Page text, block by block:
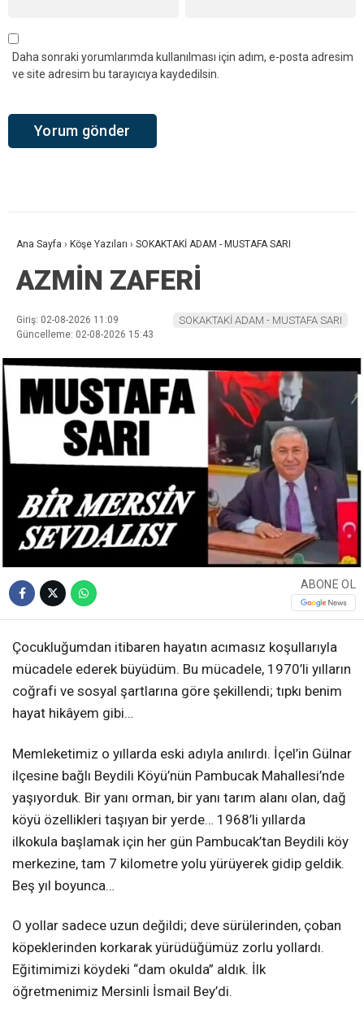
Daha sonraki yorumlarımda kullanılması için adım, e-posta adresim
ve site adresim bu tarayıcıya kaydedilsin.
Ana Sayfa › Köşe Yazıları › SOKAKTAKİ ADAM - MUSTAFA SARI
AZMİN ZAFERİ
Giriş: 02-08-2026 11:09
Güncelleme: 02-08-2026 15:43
SOKAKTAKİ ADAM - MUSTAFA SARI
ABONE OL
Çocukluğumdan itibaren hayatın acımasız koşullarıyla
mücadele ederek büyüdüm. Bu mücadele, 1970’li yılların
coğrafi ve sosyal şartlarına göre şekillendi; tıpkı benim
hayat hikâyem gibi…
Memleketimiz o yıllarda eski adıyla anılırdı. İçel’in Gülnar
ilçesine bağlı Beydili Köyü’nün Pambucak Mahallesi’nde
yaşıyorduk. Bir yanı orman, bir yanı tarım alanı olan, dağ
köyü özellikleri taşıyan bir yerde… 1968’li yıllarda
ilkokula başlamak için her gün Pambucak’tan Beydili köy
merkezine, tam 7 kilometre yolu yürüyerek gidip geldik.
Beş yıl boyunca…
O yollar sadece uzun değildi; deve sürülerinden, çoban
köpeklerinden korkarak yürüdüğümüz zorlu yollardı.
Eğitimimizi köydeki “dam okulda” aldık. İlk
öğretmenimiz Mersinli İsmail Bey’di.